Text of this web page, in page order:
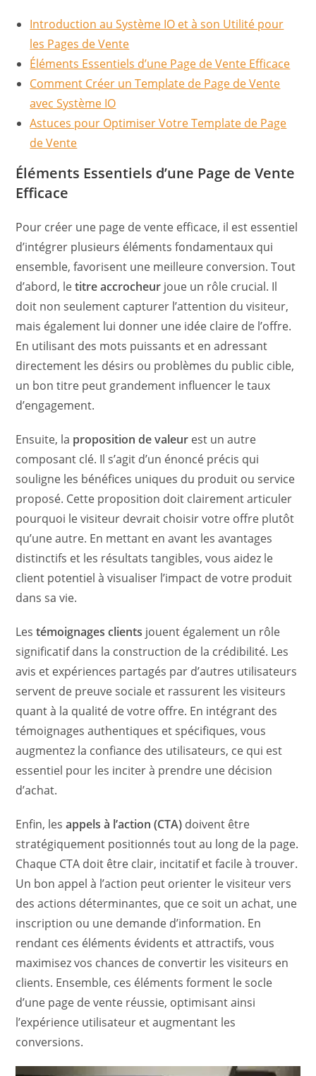
Introduction au Système IO et à son Utilité pour
les Pages de Vente
Éléments Essentiels d’une Page de Vente Efficace
Comment Créer un Template de Page de Vente
avec Système IO
Astuces pour Optimiser Votre Template de Page
de Vente
Éléments Essentiels d’une Page de Vente
Efficace
Pour créer une page de vente efficace, il est essentiel
d’intégrer plusieurs éléments fondamentaux qui
ensemble, favorisent une meilleure conversion. Tout
d’abord, letitre accrocheur joue un rôle crucial. Il
doit non seulement capturer l’attention du visiteur,
mais également lui donner une idée claire de l’offre.
En utilisant des mots puissants et en adressant
directement les désirs ou problèmes du public cible,
un bon titre peut grandement influencer le taux
d’engagement.
Ensuite, la proposition de valeur est un autre
composant clé. Il s’agit d’un énoncé précis qui
souligne les bénéfices uniques du produit ou service
proposé. Cette proposition doit clairement articuler
pourquoi le visiteur devrait choisir votre offre plutôt
qu’une autre. En mettant en avant les avantages
distinctifs et les résultats tangibles, vous aidez le
client potentiel à visualiser l’impact de votre produit
dans sa vie.
Lestémoignages clients jouent également un rôle
significatif dans la construction de la crédibilité. Les
avis et expériences partagés par d’autres utilisateurs
servent de preuve sociale et rassurent les visiteurs
quant à la qualité de votre offre. En intégrant des
témoignages authentiques et spécifiques, vous
augmentez la confiance des utilisateurs, ce qui est
essentiel pour les inciter à prendre une décision
d’achat.
Enfin, lesappels à l’action (CTA) doivent être
stratégiquement positionnés tout au long de la page.
Chaque CTA doit être clair, incitatif et facile à trouver.
Un bon appel à l’action peut orienter le visiteur vers
des actions déterminantes, que ce soit un achat, une
inscription ou une demande d’information. En
rendant ces éléments évidents et attractifs, vous
maximisez vos chances de convertir les visiteurs en
clients. Ensemble, ces éléments forment le socle
d’une page de vente réussie, optimisant ainsi
l’expérience utilisateur et augmentant les
conversions.